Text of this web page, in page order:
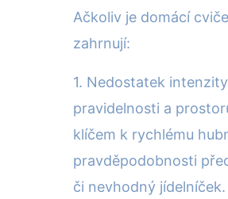
Ačkoliv je domácí
zahrnují:
1. Nedostatek
pravidelnosti a
klíčem k rychlému
pravděpodobnosti
či nevhodný jídelníček.